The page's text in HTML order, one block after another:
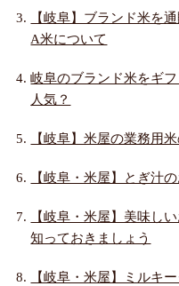
【岐阜】ブランド米を
A米について
岐阜のブランド米をギ
人気？
【岐阜】米屋の業務用
【岐阜・米屋】とぎ汁
【岐阜・米屋】美味し
知っておきましょう
【岐阜・米屋】ミルキ